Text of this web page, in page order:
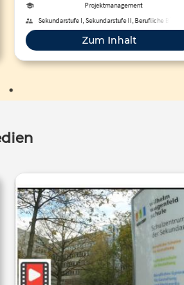
Projektmanagement
Sekundarstufe I, Sekundarstufe II, Berufliche Bildung
Zum Inhalt